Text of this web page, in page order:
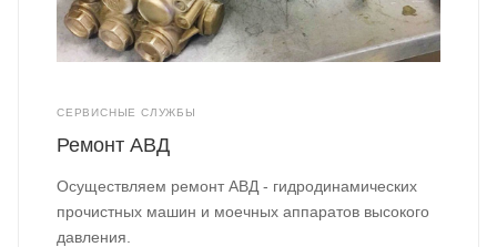
СЕРВИСНЫЕ СЛУЖБЫ
Ремонт АВД
Осуществляем ремонт АВД - гидродинамических
прочистных машин и моечных аппаратов высокого
давления.